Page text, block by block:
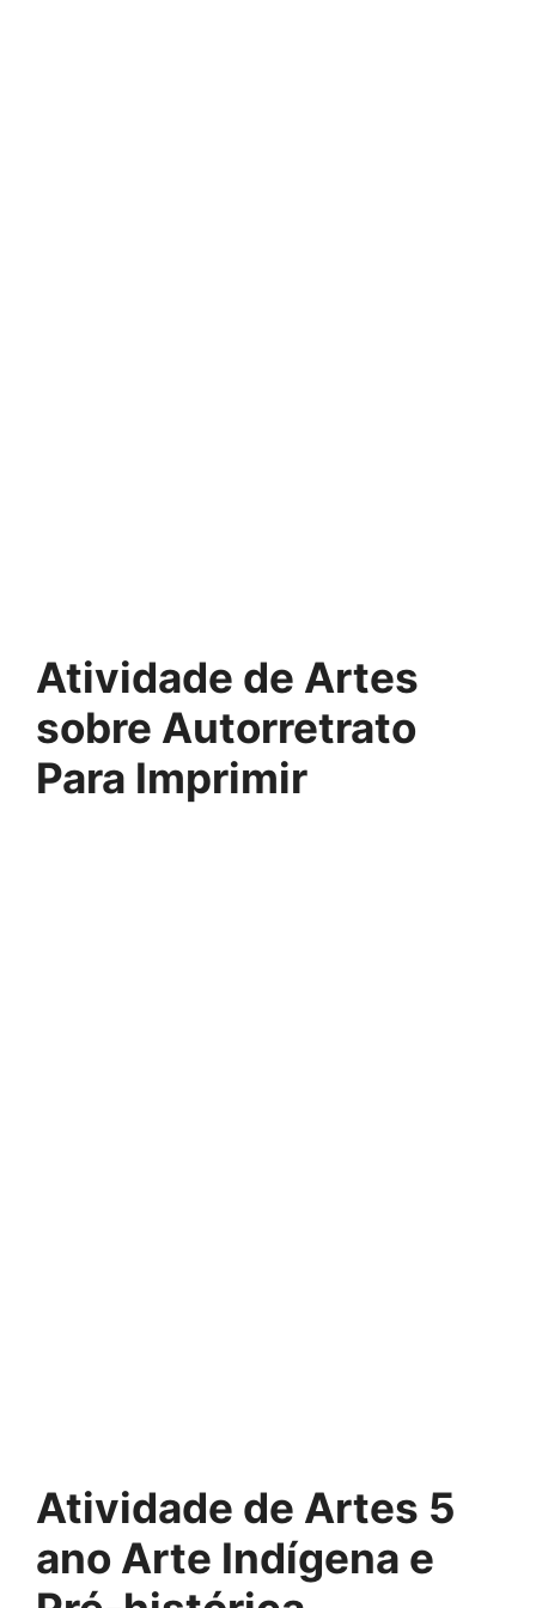
Atividade de Artes
sobre Autorretrato
Para Imprimir
Atividade de Artes 5
ano Arte Indígena e